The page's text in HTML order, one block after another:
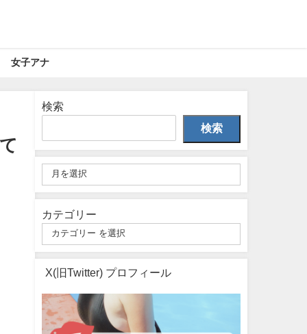
女子アナ
検索
検索
カテゴリー
X(旧Twitter) プロフィール